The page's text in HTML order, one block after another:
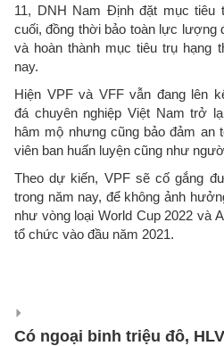
11, DNH Nam Định đặt mục tiêu
cuối, đồng thời bảo toàn lực lượng
và hoàn thành mục tiêu trụ hạng
nay.
Hiện VPF và VFF vẫn đang lên
đá chuyên nghiệp Việt Nam trở
hâm mộ nhưng cũng bảo đảm an
viên ban huấn luyện cũng như
Theo dự kiến, VPF sẽ cố gắng
trong năm nay, để không ảnh
như vòng loại World Cup 2022 và
tổ chức vào đầu năm 2021.
Có ngoại binh triệu đô,